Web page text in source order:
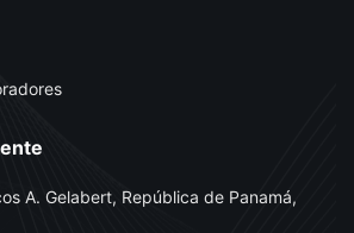
A. Gelabert, República de Panamá,